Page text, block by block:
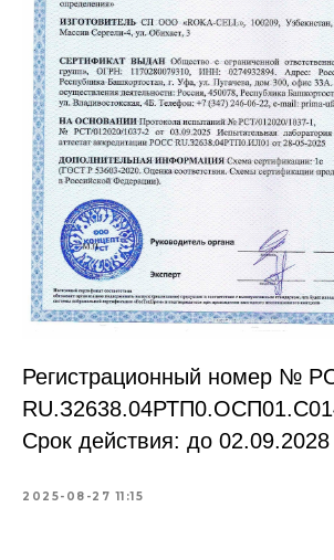
Регистрационный номер №
Срок действия: до 02.09.2028
2025-08-27 11:15